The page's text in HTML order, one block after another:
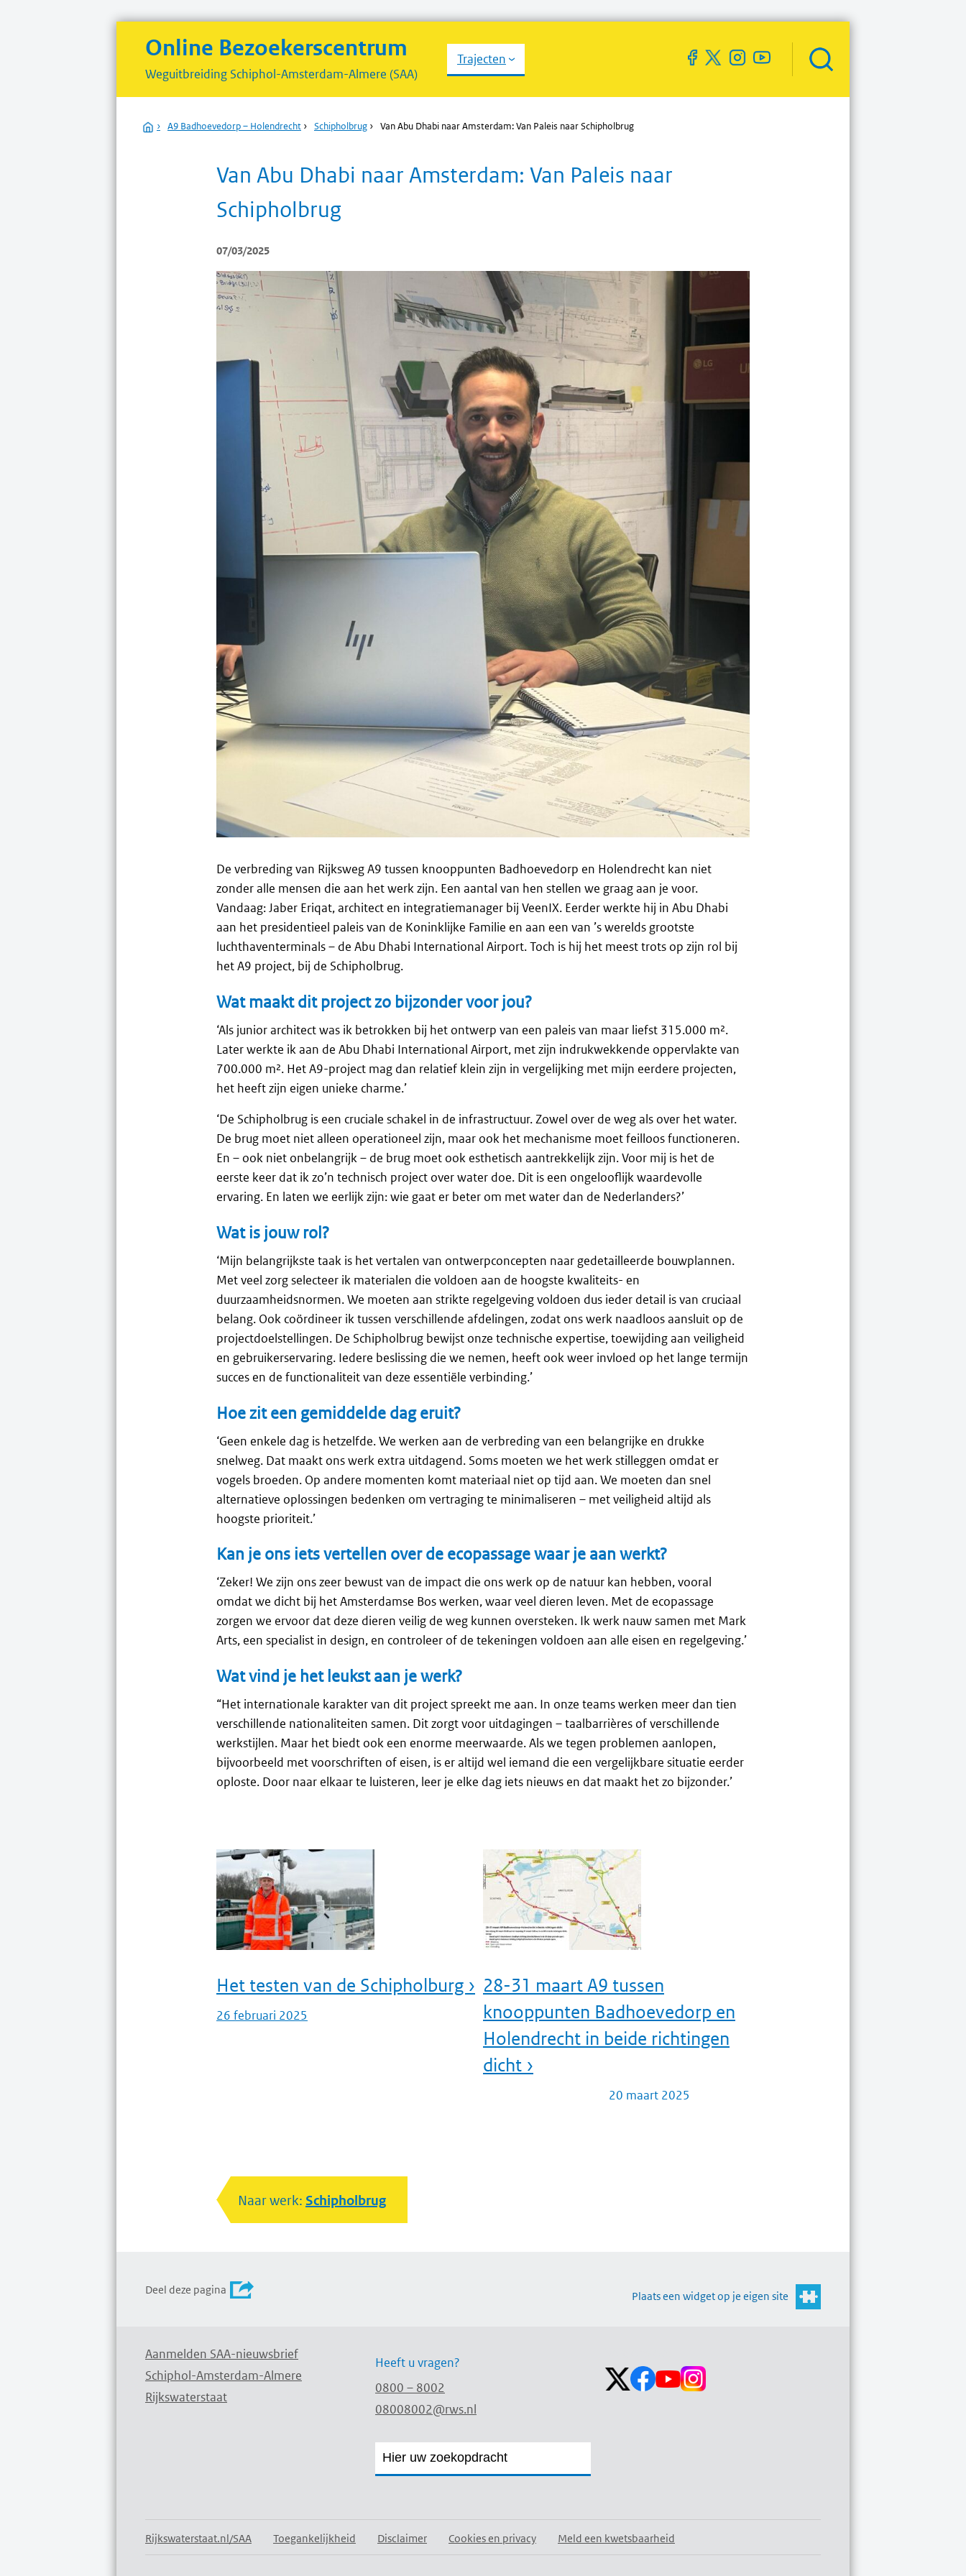
Online Bezoekerscentrum
Weguitbreiding Schiphol-Amsterdam-Almere (SAA)
Trajecten
Zoekveld
openen
Home
› A9 Badhoevedorp – Holendrecht › Schipholbrug › Van Abu Dhabi naar Amsterdam: Van Paleis naar Schipholbrug
Van Abu Dhabi naar Amsterdam: Van Paleis naar
Schipholbrug
07/03/2025
De verbreding van Rijksweg A9 tussen knooppunten Badhoevedorp en Holendrecht kan niet
zonder alle mensen die aan het werk zijn. Een aantal van hen stellen we graag aan je voor.
Vandaag: Jaber Eriqat, architect en integratiemanager bij VeenIX. Eerder werkte hij in Abu Dhabi
aan het presidentieel paleis van de Koninklijke Familie en aan een van ’s werelds grootste
luchthaventerminals – de Abu Dhabi International Airport. Toch is hij het meest trots op zijn rol bij
het A9 project, bij de Schipholbrug.
Wat maakt dit project zo bijzonder voor jou?
‘Als junior architect was ik betrokken bij het ontwerp van een paleis van maar liefst 315.000 m².
Later werkte ik aan de Abu Dhabi International Airport, met zijn indrukwekkende oppervlakte van
700.000 m². Het A9-project mag dan relatief klein zijn in vergelijking met mijn eerdere projecten,
het heeft zijn eigen unieke charme.’
‘De Schipholbrug is een cruciale schakel in de infrastructuur. Zowel over de weg als over het water.
De brug moet niet alleen operationeel zijn, maar ook het mechanisme moet feilloos functioneren.
En – ook niet onbelangrijk – de brug moet ook esthetisch aantrekkelijk zijn. Voor mij is het de
eerste keer dat ik zo’n technisch project over water doe. Dit is een ongelooflijk waardevolle
ervaring. En laten we eerlijk zijn: wie gaat er beter om met water dan de Nederlanders?’
Wat is jouw rol?
‘Mijn belangrijkste taak is het vertalen van ontwerpconcepten naar gedetailleerde bouwplannen.
Met veel zorg selecteer ik materialen die voldoen aan de hoogste kwaliteits- en
duurzaamheidsnormen. We moeten aan strikte regelgeving voldoen dus ieder detail is van cruciaal
belang. Ook coördineer ik tussen verschillende afdelingen, zodat ons werk naadloos aansluit op de
projectdoelstellingen. De Schipholbrug bewijst onze technische expertise, toewijding aan veiligheid
en gebruikerservaring. Iedere beslissing die we nemen, heeft ook weer invloed op het lange termijn
succes en de functionaliteit van deze essentiële verbinding.’
Hoe zit een gemiddelde dag eruit?
‘Geen enkele dag is hetzelfde. We werken aan de verbreding van een belangrijke en drukke
snelweg. Dat maakt ons werk extra uitdagend. Soms moeten we het werk stilleggen omdat er
vogels broeden. Op andere momenten komt materiaal niet op tijd aan. We moeten dan snel
alternatieve oplossingen bedenken om vertraging te minimaliseren – met veiligheid altijd als
hoogste prioriteit.’
Kan je ons iets vertellen over de ecopassage waar je aan werkt?
‘Zeker! We zijn ons zeer bewust van de impact die ons werk op de natuur kan hebben, vooral
omdat we dicht bij het Amsterdamse Bos werken, waar veel dieren leven. Met de ecopassage
zorgen we ervoor dat deze dieren veilig de weg kunnen oversteken. Ik werk nauw samen met Mark
Arts, een specialist in design, en controleer of de tekeningen voldoen aan alle eisen en regelgeving.’
Wat vind je het leukst aan je werk?
“Het internationale karakter van dit project spreekt me aan. In onze teams werken meer dan tien
verschillende nationaliteiten samen. Dit zorgt voor uitdagingen – taalbarrières of verschillende
werkstijlen. Maar het biedt ook een enorme meerwaarde. Als we tegen problemen aanlopen,
bijvoorbeeld met voorschriften of eisen, is er altijd wel iemand die een vergelijkbare situatie eerder
oploste. Door naar elkaar te luisteren, leer je elke dag iets nieuws en dat maakt het zo bijzonder.’
Het testen van de Schipholburg ›
26 februari 2025
28-31 maart A9 tussen
knooppunten Badhoevedorp en
Holendrecht in beide richtingen
dicht ›
20 maart 2025
Naar werk: Schipholbrug
Deel deze pagina Plaats een widget op je eigen site
Aanmelden SAA-nieuwsbrief
Schiphol-Amsterdam-Almere
Rijkswaterstaat
Heeft u vragen?
0800 – 8002
08008002@rws.nl
Rijkswaterstaat.nl/SAA Toegankelijkheid Disclaimer Cookies en privacy Meld een kwetsbaarheid